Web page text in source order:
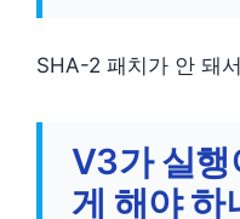
SHA-2 패치가 안 돼
V3가 실행
게 해야 하